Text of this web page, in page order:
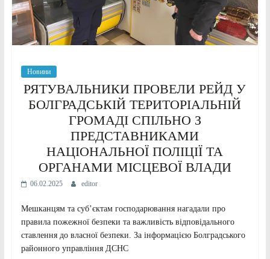
Новини
РЯТУВАЛЬНИКИ ПРОВЕЛИ РЕЙД У
БОЛГРАДСЬКІЙ ТЕРИТОРІАЛЬНІЙ
ГРОМАДІ СПІЛЬНО З
ПРЕДСТАВНИКАМИ
НАЦІОНАЛЬНОЇ ПОЛІЦІЇ ТА
ОРГАНАМИ МІСЦЕВОЇ ВЛАДИ
06.02.2025 editor
Мешканцям та субʼєктам господарювання нагадали про
правила пожежної безпеки та важливість відповідального
ставлення до власної безпеки. За інформацією Болградського
районного управління ДСНС